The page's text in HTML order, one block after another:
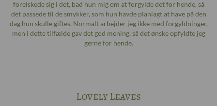
forelskede sig i det, bad hun mig om at forgylde det for hende, så
det passede til de smykker, som hun havde planlagt at have på den
dag hun skulle giftes. Normalt arbejder jeg ikke med forgyldninger,
men i dette tilfælde gav det god mening, så det ønske opfyldte jeg
gerne for hende.
Lovely Leaves